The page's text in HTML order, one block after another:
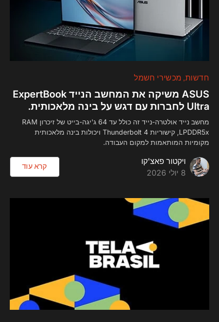
חדשות מכשירי חשמל
ASUS משיקה את המחשב הנייד ExpertBook
Ultra לחברות עם דגש על בינה מלאכותית.
מחשב נייד אולטרה-נייד זה כולל עד 64 ג'יגה-בייט של זיכרון RAM
LPDDR5x, קישוריות Thunderbolt 4 ויכולות בינה מלאכותית
מקומיות המותאמות למקום העבודה.
ויקטור פאצ'קו
8 יולי 2026
קרא עוד